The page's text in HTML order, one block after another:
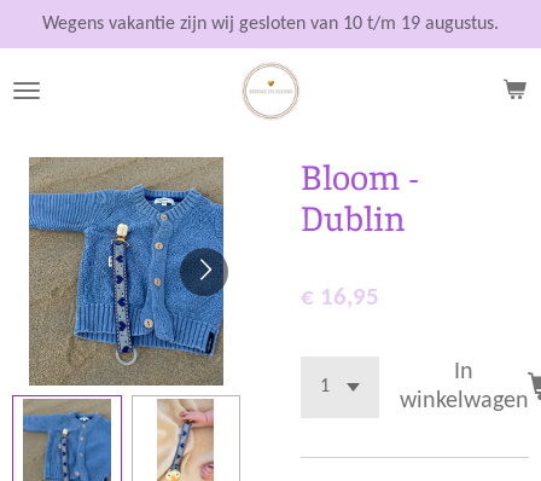
direct
naar
Wegens vakantie zijn wij gesloten van 10 t/m 19 augustus.
Bloom -
Dublin
€ 16,95
In
winkelwagen